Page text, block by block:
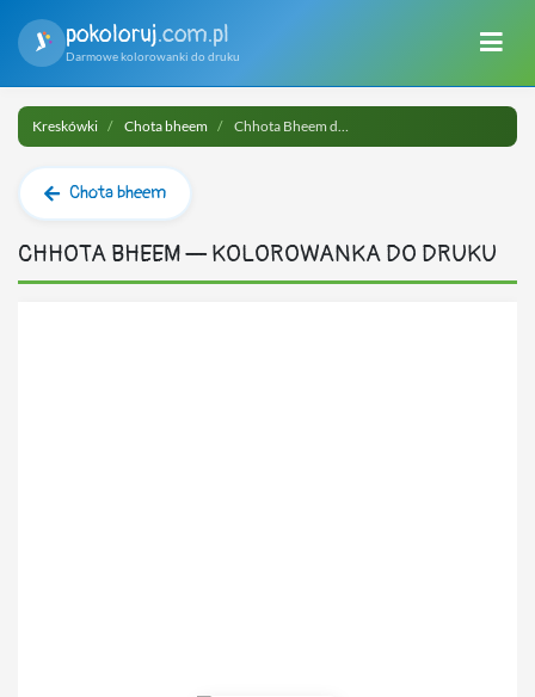
pokoloruj.com.pl
Darmowe kolorowanki do druku
Kreskówki Chota bheem Chhota Bheem do druku
Chota bheem
CHHOTA BHEEM — KOLOROWANKA DO DRUKU